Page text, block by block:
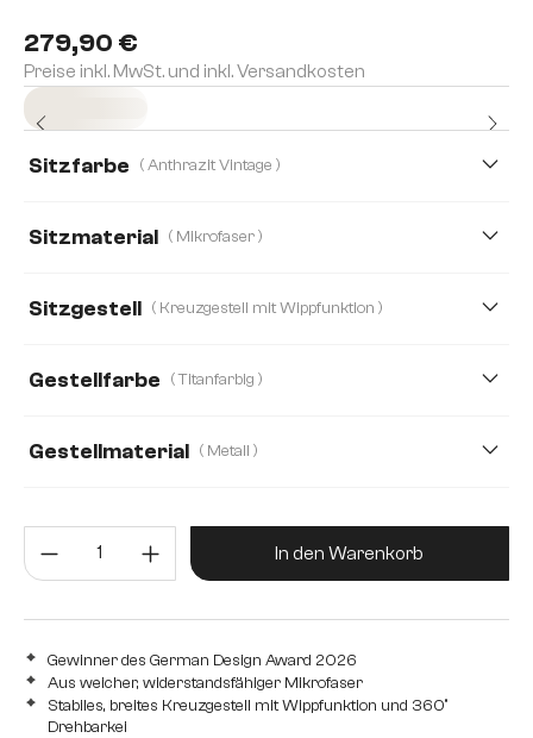
279,90 €
Preise inkl. MwSt. und inkl. Versandkosten
Sitzfarbe ( Anthrazit Vintage )
Sitzmaterial ( Mikrofaser )
Strukturstoff Soft Teddystoff
Sitzgestell ( Kreuzgestell mit Wippfunktion )
Gestellfarbe ( Titanfarbig )
Gestellmaterial ( Metall )
Eiche Holz Produkt Anzahl: Gib den
In den Warenkorb
Gewinner des German Design Award 2026
Aus weicher, widerstandsfähiger Mikrofaser
Stabiles, breites Kreuzgestell mit Wippfunktion und 360°
Drehbarkei